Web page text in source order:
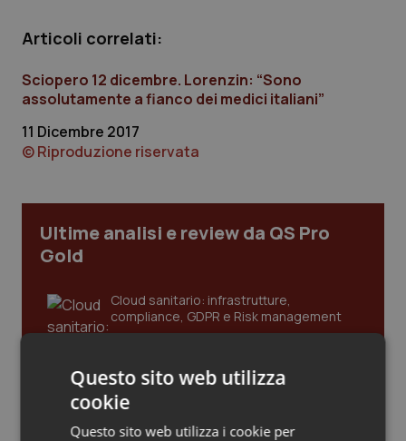
Friuli Venezia Giulia
Lazio
Liguria
Marche
Piemonte
Provincia Autonoma di Bolzano
Provincia Autonoma di Trento
Dermatite Atopica
Diabete & glucometri
Disturbi dell’umore
Donna & Salute
HIV
Infezioni & Febbre
Ipertensione & Scompenso
Articoli correlati:
Sciopero 12 dicembre. Lorenzin: “Sono
assolutamente a fianco dei medici italiani”
11 Dicembre 2017
© Riproduzione riservata
Ultime analisi e review da QS Pro
Gold
Cloud sanitario: infrastrutture,
compliance, GDPR e Risk management
Gestione dell'Ipertensione resistente:
dalle Linee Guida alle terapie innovative
Questo sito web utilizza
cookie
Questo sito web utilizza i cookie per